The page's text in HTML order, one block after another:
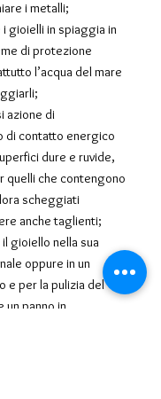
i metalli;
i gioielli in spiaggia in
di protezione
l’acqua del mare
azione di
di contatto energico
dure e ruvide,
quelli che contengono
scheggiati
anche taglienti;
gioiello nella sua
oppure in un
e per la pulizia del
un panno in